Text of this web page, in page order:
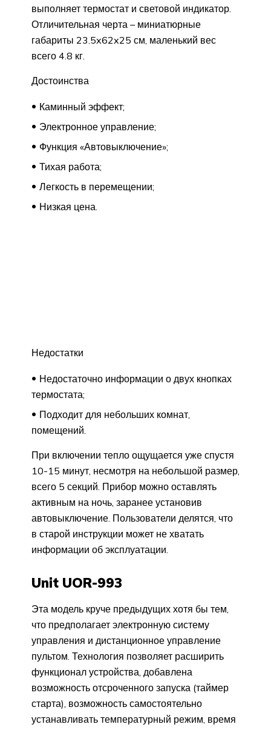
выполняет термостат и световой индикатор.
Отличительная черта – миниатюрные
габариты 23.5x62x25 см, маленький вес
всего 4.8 кг.
Достоинства
Каминный эффект;
Электронное управление;
Функция «Автовыключение»;
Тихая работа;
Легкость в перемещении;
Низкая цена.
Недостатки
Недостаточно информации о двух кнопках
термостата;
Подходит для небольших комнат,
помещений.
При включении тепло ощущается уже спустя
10-15 минут, несмотря на небольшой размер,
всего 5 секций. Прибор можно оставлять
активным на ночь, заранее установив
автовыключение. Пользователи делятся, что
в старой инструкции может не хватать
информации об эксплуатации.
Unit UOR-993
Эта модель круче предыдущих хотя бы тем,
что предполагает электронную систему
управления и дистанционное управление
пультом. Технология позволяет расширить
функционал устройства, добавлена
возможность отсроченного запуска (таймер
старта), возможность самостоятельно
устанавливать температурный режим, время